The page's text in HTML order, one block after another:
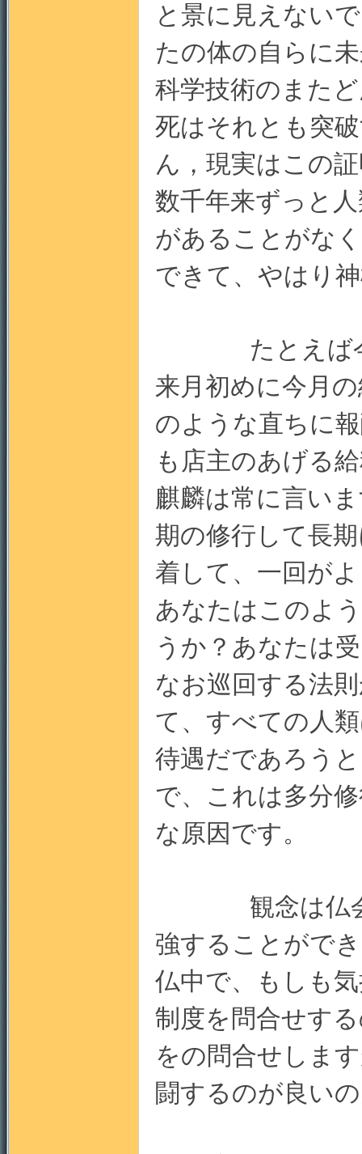
と景に見えない
たの体の自らに
科学技術のまた
死はそれとも突
ん，現実はこの
数千年来ずっと
があることがな
できて、やはり
たとえば今月
来月初めに今月
のような直ちに
も店主のあげる
麒麟は常に言い
期の修行して長
着して、一回が
あなたはこのよ
うか？あなたは
なお巡回する法
て、すべての人
待遇だであろう
で、これは多分
な原因です。
観念は仏会で
強することがで
仏中で、もしも
制度を問合せす
をの問合せしま
闘するのが良い